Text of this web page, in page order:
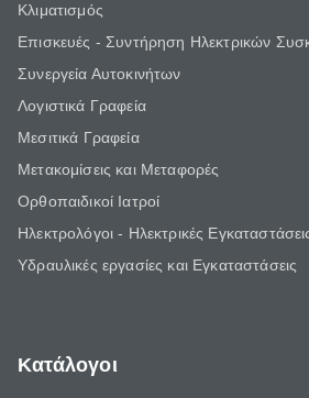
Κλιματισμός
Επισκευές - Συντήρηση Ηλεκτρικών
Συνεργεία Αυτοκινήτων
Λογιστικά Γραφεία
Μεσιτικά Γραφεία
Μετακομίσεις και Μεταφορές
Ορθοπαιδικοί Ιατροί
Ηλεκτρολόγοι - Ηλεκτρικές
Υδραυλικές εργασίες και Εγκαταστάσεις
Κατάλογοι